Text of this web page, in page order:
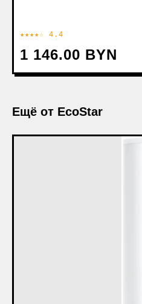
★★★★☆ 4.4
1 146.00 BYN
Ещё от EcoStar